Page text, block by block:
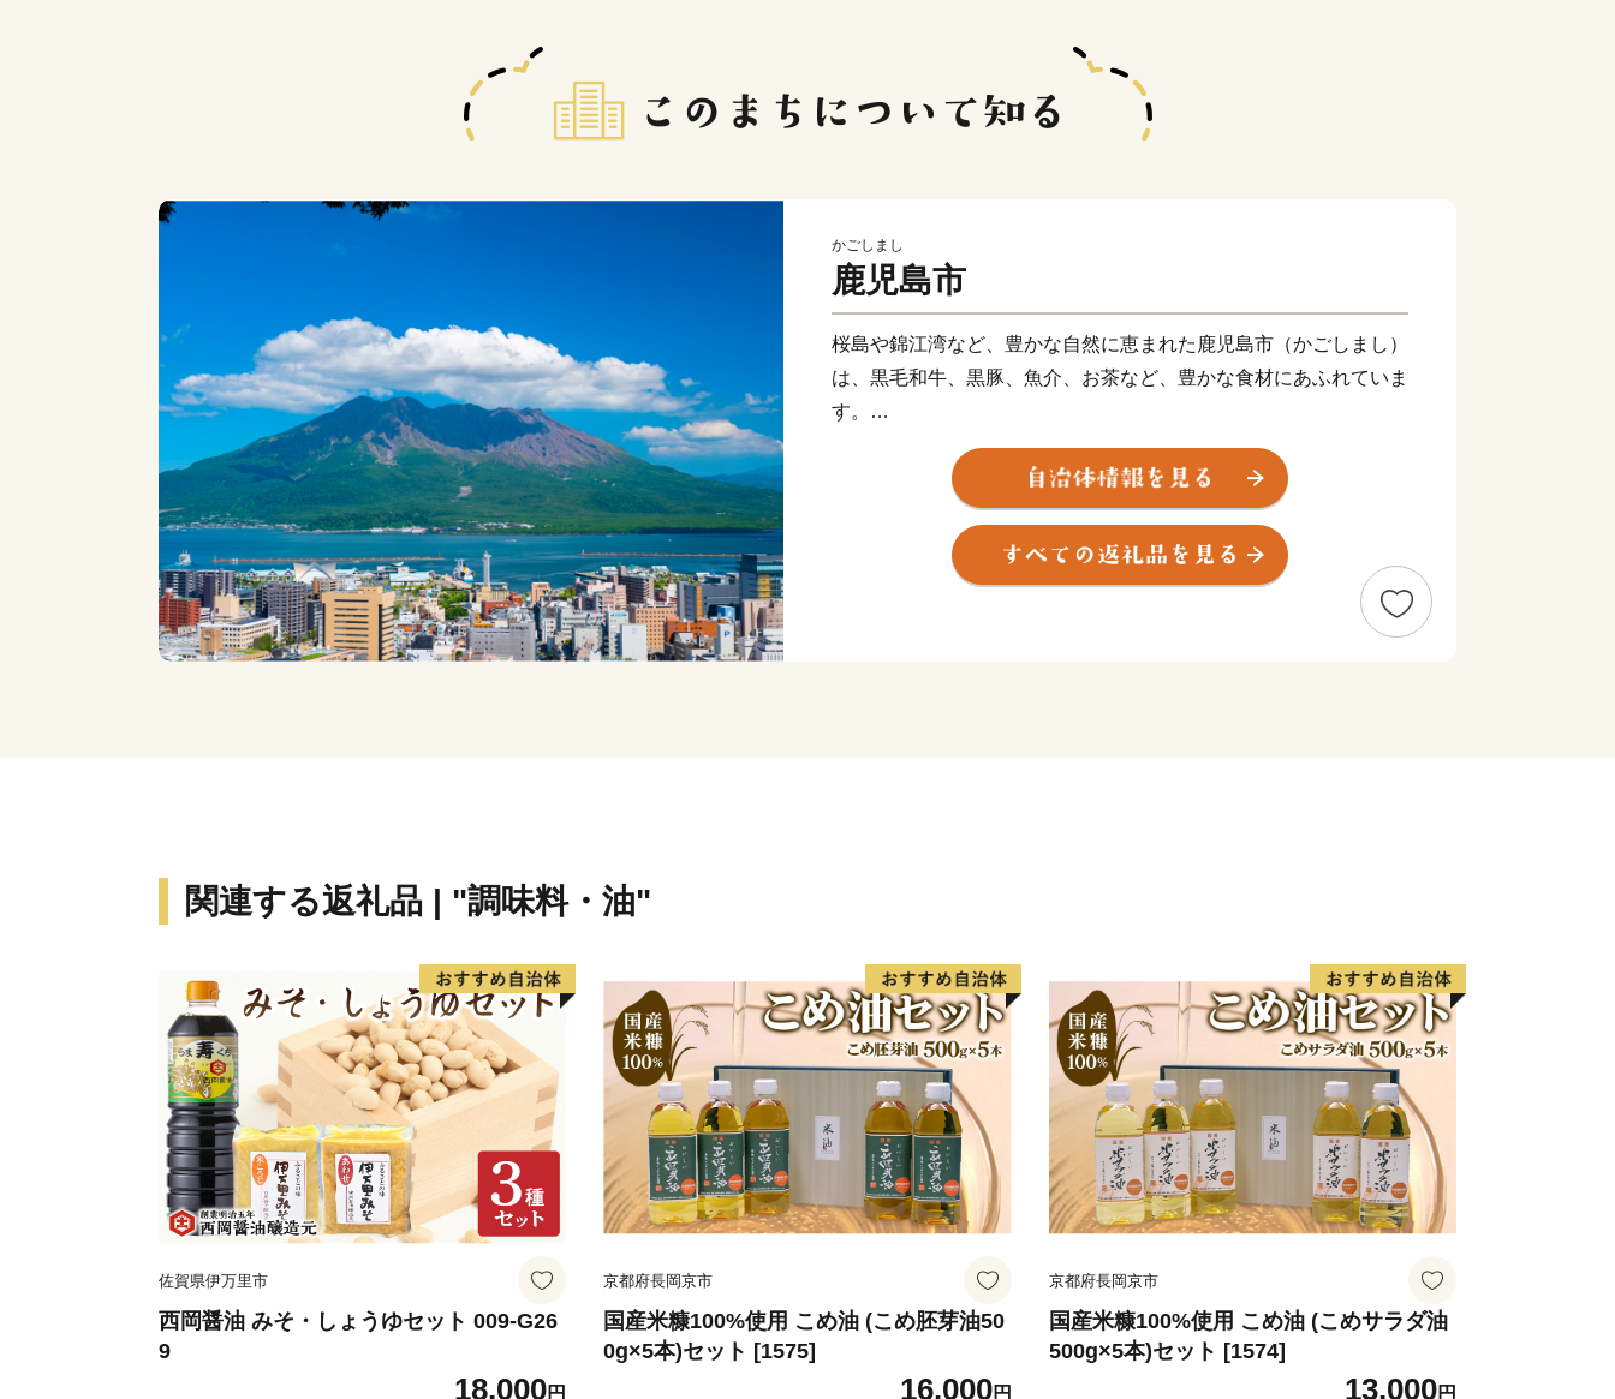
かごしまし
鹿児島市
桜島や錦江湾など、豊かな自然に恵まれた鹿児島市（かごしまし）
は、黒毛和牛、黒豚、魚介、お茶など、豊かな食材にあふれていま
す。
産地ならではの味である焼酎やさつま揚げなど美味しい“食”の宝庫
伝統の技を受け継ぎ、高い技術で生み出された薩摩切子、薩摩焼な
◆お礼の品について◆
・鹿児島市に寄附をしていただいた方を対象に、お礼の品をお送り
します。
（鹿児島市内にお住まいの方にはお礼の品はお送りしていませ
ん。予めご了承ください。）
・お礼の品は、寄附の入金確認後、おおむね１か月以内にお届けい
たします。
場合もございます。）
・県外にお住まいで、年2,000円以上の寄附をお寄せいただいた方
に、鹿児島県内の観光・文化施設(仙巌園、水族館、いおワールド
関連する返礼品 | "調味料・油"
佐賀県伊万里市
西岡醤油 みそ・しょうゆセット 009-G26
9
18,000円
京都府長岡京市
国産米糠100%使用 こめ油 (こめ胚芽油50
0g×5本)セット [1575]
16,000円
京都府長岡京市
国産米糠100%使用 こめ油 (こめサラダ油
500g×5本)セット [1574]
13,000円